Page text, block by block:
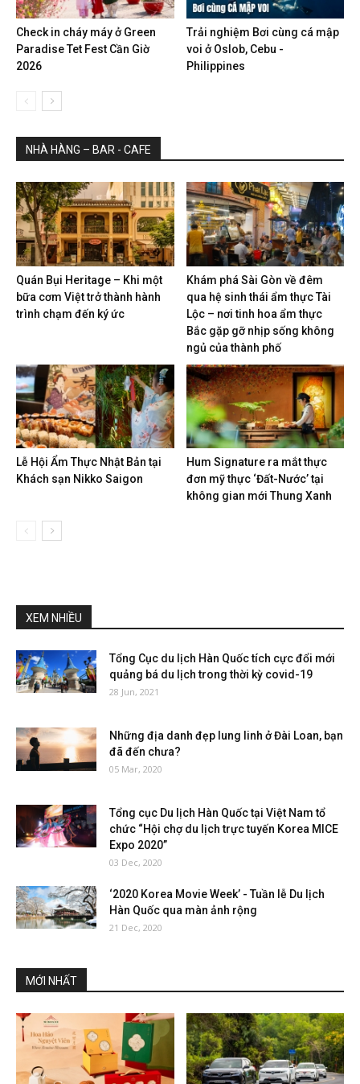
Check in cháy máy ở Green
Paradise Tet Fest Cần Giờ
2026
Trải nghiệm Bơi cùng cá mập
voi ở Oslob, Cebu -
Philippines
NHÀ HÀNG – BAR - CAFE
Quán Bụi Heritage – Khi một
bữa cơm Việt trở thành hành
trình chạm đến ký ức
Khám phá Sài Gòn về đêm
qua hệ sinh thái ẩm thực Tài
Lộc – nơi tinh hoa ẩm thực
Bắc gặp gỡ nhịp sống không
ngủ của thành phố
Lễ Hội Ẩm Thực Nhật Bản tại
Khách sạn Nikko Saigon
Hum Signature ra mắt thực
đơn mỹ thực ‘Đất-Nước’ tại
không gian mới Thung Xanh
XEM NHIỀU
Tổng Cục du lịch Hàn Quốc tích cực đổi mới
quảng bá du lịch trong thời kỳ covid-19
28 Jun, 2021
Những địa danh đẹp lung linh ở Đài Loan, bạn
đã đến chưa?
05 Mar, 2020
Tổng cục Du lịch Hàn Quốc tại Việt Nam tổ
chức “Hội chợ du lịch trực tuyến Korea MICE
Expo 2020”
03 Dec, 2020
‘2020 Korea Movie Week’ - Tuần lễ Du lịch
Hàn Quốc qua màn ảnh rộng
21 Dec, 2020
MỚI NHẤT